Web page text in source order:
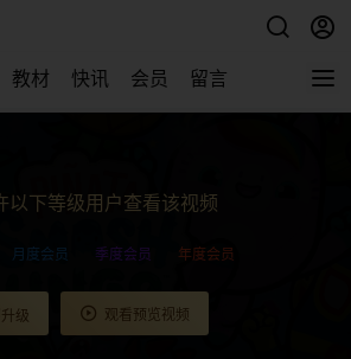
教材 快讯 会员 留言
以下等级用户查看该视频
月度会员 季度会员 年度会员
升级 观看预览视频